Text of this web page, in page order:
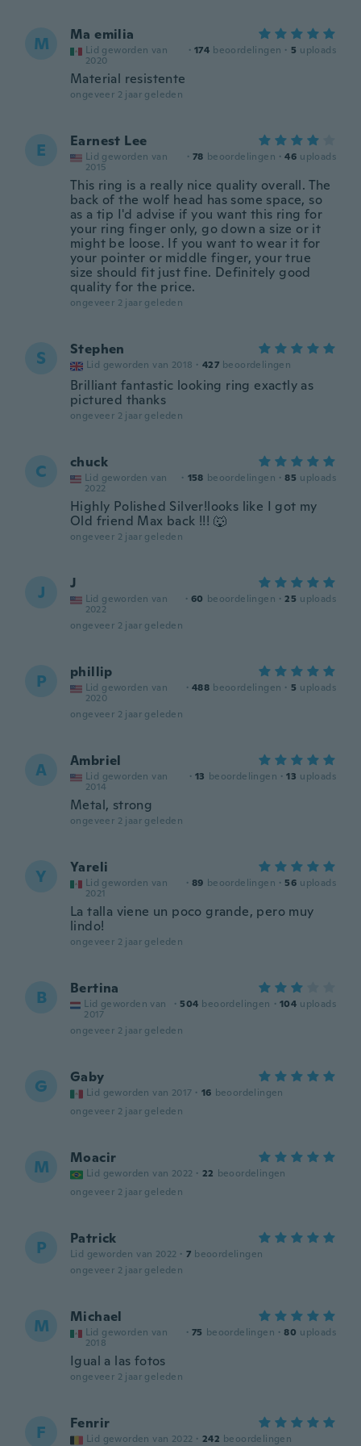
M Ma emilia
Lid geworden van
2020
· 174 beoordelingen · 5 uploads
Material resistente
ongeveer 2 jaar geleden
E Earnest Lee
Lid geworden van
2015
· 78 beoordelingen · 46 uploads
This ring is a really nice quality overall. The
back of the wolf head has some space, so
as a tip I'd advise if you want this ring for
your ring finger only, go down a size or it
might be loose. If you want to wear it for
your pointer or middle finger, your true
size should fit just fine. Definitely good
quality for the price.
ongeveer 2 jaar geleden
S Stephen
Lid geworden van 2018 · 427 beoordelingen
Brilliant fantastic looking ring exactly as
pictured thanks
ongeveer 2 jaar geleden
C chuck
Lid geworden van
2022
· 158 beoordelingen · 85 uploads
Highly Polished Silver!looks like I got my
Old friend Max back !!! 🐺
ongeveer 2 jaar geleden
J J
Lid geworden van
2022
· 60 beoordelingen · 25 uploads
ongeveer 2 jaar geleden
P phillip
Lid geworden van
2020
· 488 beoordelingen · 5 uploads
ongeveer 2 jaar geleden
A Ambriel
Lid geworden van
2014
· 13 beoordelingen · 13 uploads
Metal, strong
ongeveer 2 jaar geleden
Y Yareli
Lid geworden van
2021
· 89 beoordelingen · 56 uploads
La talla viene un poco grande, pero muy
lindo!
ongeveer 2 jaar geleden
B Bertina
Lid geworden van
2017
· 504 beoordelingen · 104 uploads
ongeveer 2 jaar geleden
G Gaby
Lid geworden van 2017 · 16 beoordelingen
ongeveer 2 jaar geleden
M Moacir
Lid geworden van 2022 · 22 beoordelingen
ongeveer 2 jaar geleden
P Patrick
Lid geworden van 2022 · 7 beoordelingen
ongeveer 2 jaar geleden
M Michael
Lid geworden van
2018
· 75 beoordelingen · 80 uploads
Igual a las fotos
ongeveer 2 jaar geleden
F Fenrir
Lid geworden van 2022 · 242 beoordelingen